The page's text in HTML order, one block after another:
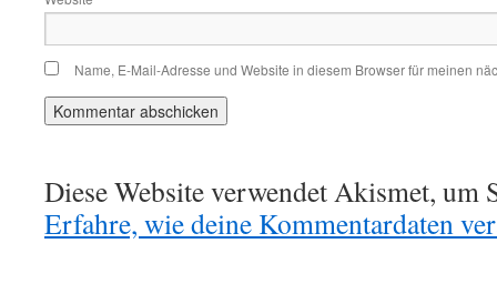
Name, E-Mail-Adresse und Website in diesem Browser für meinen
Diese Website verwendet Akismet, um
Erfahre, wie deine Kommentardaten